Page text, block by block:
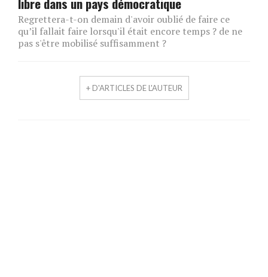
Regrettera-t-on demain d'avoir oublié de faire ce
qu’il fallait faire lorsqu'il était encore temps ? de ne
pas s'être mobilisé suffisamment ?
+ D'ARTICLES DE L'AUTEUR